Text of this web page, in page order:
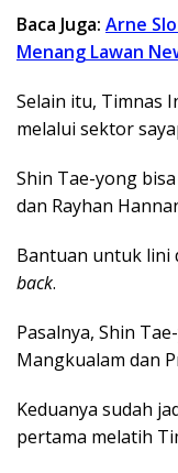
Baca Juga: Arne
Menang Lawan
Selain itu, Timnas
melalui sektor
Shin Tae-yong
dan Rayhan
Bantuan untuk lini
back.
Pasalnya, Shin
Mangkualam dan
Keduanya sudah
pertama melatih